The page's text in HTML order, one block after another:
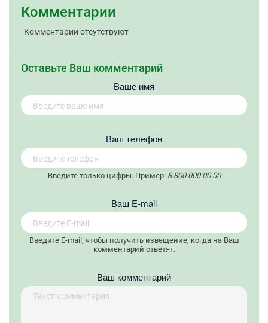
Комментарии
Комментарии отсутствуют
Оставьте Ваш комментарий
Ваше имя
Вaш телефон
Введите только цифры. Пример: 8 800 000 00 00
Вaш E-mail
Введите E-mail, чтобы получить извещение, когда на Ваш
комментарий ответят.
Ваш комментарий